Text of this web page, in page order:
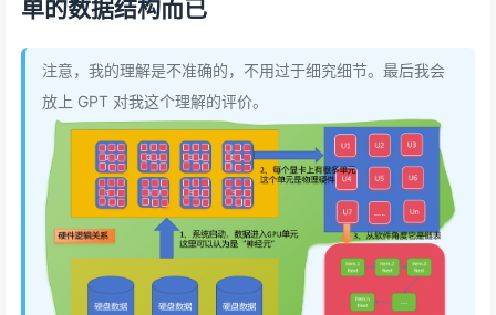
单的数据结构而已
注意，我的理解是不准确的，不用过于细究细节。最后我会
放上 GPT 对我这个理解的评价。